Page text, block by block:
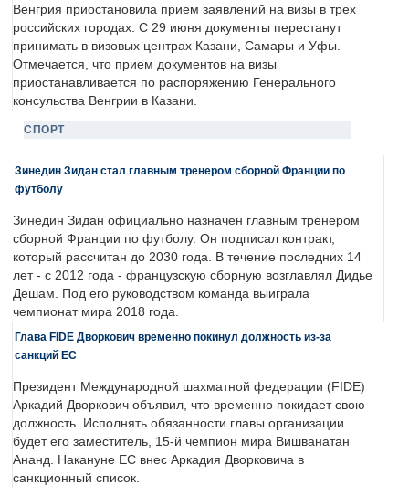
Венгрия приостановила прием заявлений на визы в трех
российских городах. С 29 июня документы перестанут
принимать в визовых центрах Казани, Самары и Уфы.
Отмечается, что прием документов на визы
приостанавливается по распоряжению Генерального
консульства Венгрии в Казани.
СПОРТ
Зинедин Зидан стал главным тренером сборной Франции по
футболу
Зинедин Зидан официально назначен главным тренером
сборной Франции по футболу. Он подписал контракт,
который рассчитан до 2030 года. В течение последних 14
лет - с 2012 года - французскую сборную возглавлял Дидье
Дешам. Под его руководством команда выиграла
чемпионат мира 2018 года.
Глава FIDE Дворкович временно покинул должность из-за
санкций ЕС
Президент Международной шахматной федерации (FIDE)
Аркадий Дворкович объявил, что временно покидает свою
должность. Исполнять обязанности главы организации
будет его заместитель, 15-й чемпион мира Вишванатан
Ананд. Накануне ЕС внес Аркадия Дворковича в
санкционный список.